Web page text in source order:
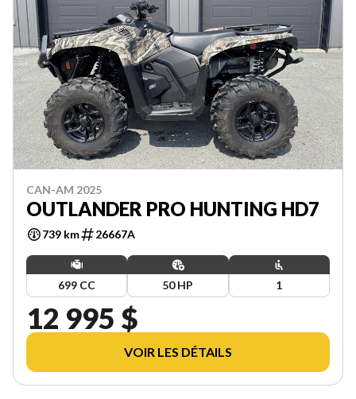
CAN-AM 2025
OUTLANDER PRO HUNTING HD7
739 km 26667A
699 CC 50 HP 1
12 995 $
VOIR LES DÉTAILS